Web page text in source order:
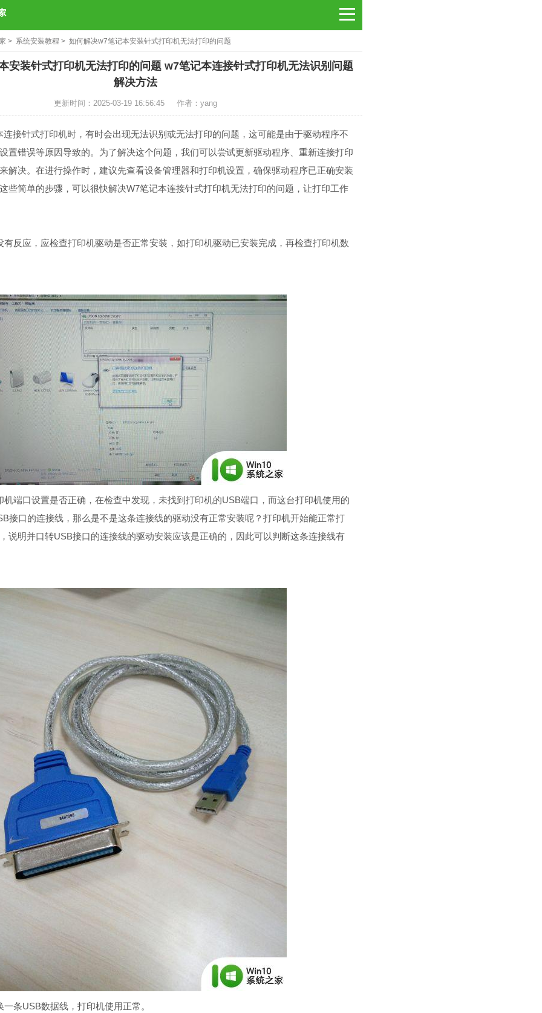
> 系统安装教程 > 如何解决w7笔记本安装针式打印机无法打印的问题
安装针式打印机无法打印的问题 w7笔记本连接针式打印机无法识别问题
解决方法
更新时间：2025-03-19 16:56:45 作者：yang
针式打印机时，有时会出现无法识别或无法打印的问题，这可能是由于驱动程序不
置错误等原因导致的。为了解决这个问题，我们可以尝试更新驱动程序、重新连接打印
解决。在进行操作时，建议先查看设备管理器和打印机设置，确保驱动程序已正确安装
些简单的步骤，可以很快解决W7笔记本连接针式打印机无法打印的问题，让打印工作
应，应检查打印机驱动是否正常安装，如打印机驱动已安装完成，再检查打印机数
口设置是否正确，在检查中发现，未找到打印机的USB端口，而这台打印机使用的
接口的连接线，那么是不是这条连接线的驱动没有正常安装呢？打印机开始能正常打
说明并口转USB接口的连接线的驱动安装应该是正确的，因此可以判断这条连接线有
USB数据线，打印机使用正常。